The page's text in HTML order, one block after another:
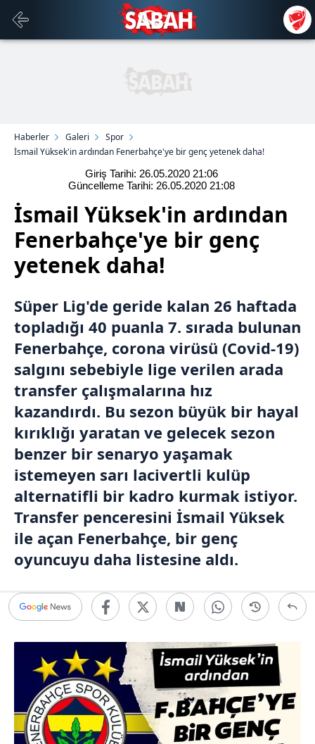
Haberler Galeri
Spor
İsmail Yüksek'in ardından Fenerbahçe'ye bir genç yetenek daha!
Giriş Tarihi: 26.05.2020 21:06
Güncelleme Tarihi: 26.05.2020 21:08
İsmail Yüksek'in ardından
Fenerbahçe'ye bir genç
yetenek daha!
Süper Lig'de geride kalan 26 haftada
topladığı 40 puanla 7. sırada bulunan
Fenerbahçe, corona virüsü (Covid-19)
salgını sebebiyle lige verilen arada
transfer çalışmalarına hız
kazandırdı. Bu sezon büyük bir hayal
kırıklığı yaratan ve gelecek sezon
benzer bir senaryo yaşamak
istemeyen sarı lacivertli kulüp
alternatifli bir kadro kurmak istiyor.
Transfer penceresini İsmail Yüksek
ile açan Fenerbahçe, bir genç
oyuncuyu daha listesine aldı.